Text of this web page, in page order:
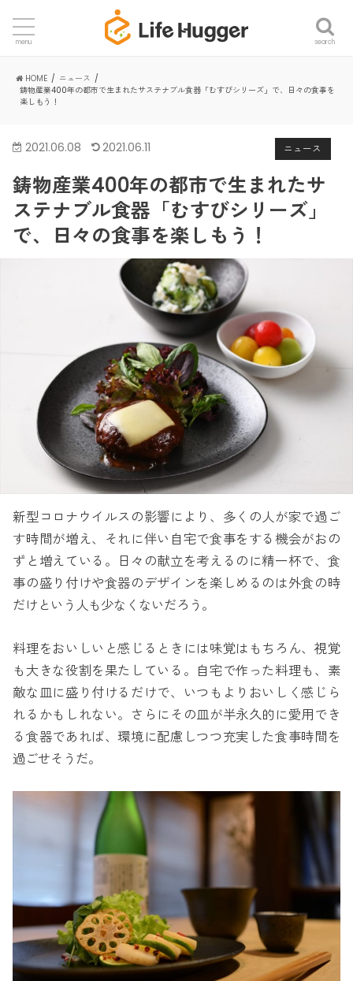
search
menu
HOME
ニュース
鋳物産業400年の都市で生まれたサステナブル食器「むすびシリーズ」で、日々の食事を
楽しもう！
ニュース
2021.06.08 2021.06.11
鋳物産業400年の都市で生まれたサ
ステナブル食器「むすびシリーズ」
で、日々の食事を楽しもう！
新型コロナウイルスの影響により、多くの人が家で過ご
す時間が増え、それに伴い自宅で食事をする機会がおの
ずと増えている。日々の献立を考えるのに精一杯で、食
事の盛り付けや食器のデザインを楽しめるのは外食の時
だけという人も少なくないだろう。
料理をおいしいと感じるときには味覚はもちろん、視覚
も大きな役割を果たしている。自宅で作った料理も、素
敵な皿に盛り付けるだけで、いつもよりおいしく感じら
れるかもしれない。さらにその皿が半永久的に愛用でき
る食器であれば、環境に配慮しつつ充実した食事時間を
過ごせそうだ。